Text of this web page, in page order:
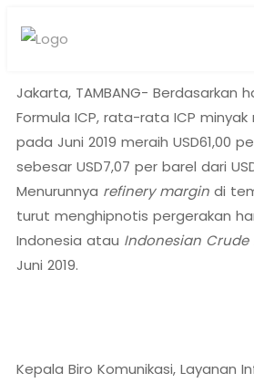
Jakarta, TAMBANG- Berdasarkan
Formula ICP, rata-rata ICP
pada Juni 2019 meraih USD61,00
sebesar USD7,07 per barel dari
Menurunnya refinery margin di
turut menghipnotis pergerakan
Indonesia atau Indonesian Crude
Juni 2019.
Kepala Biro Komunikasi, Layanan